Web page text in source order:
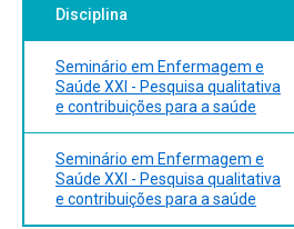
Disciplina
Seminário em Enfermagem e
Saúde XXI - Pesquisa qualitativa
e contribuições para a saúde
Seminário em Enfermagem e
Saúde XXI - Pesquisa qualitativa
e contribuições para a saúde